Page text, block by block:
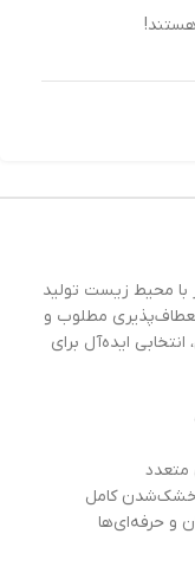
با محیط زیست تولید
مطلوب و
ایده‌آل برای
متعدد
خشک‌شدن کامل